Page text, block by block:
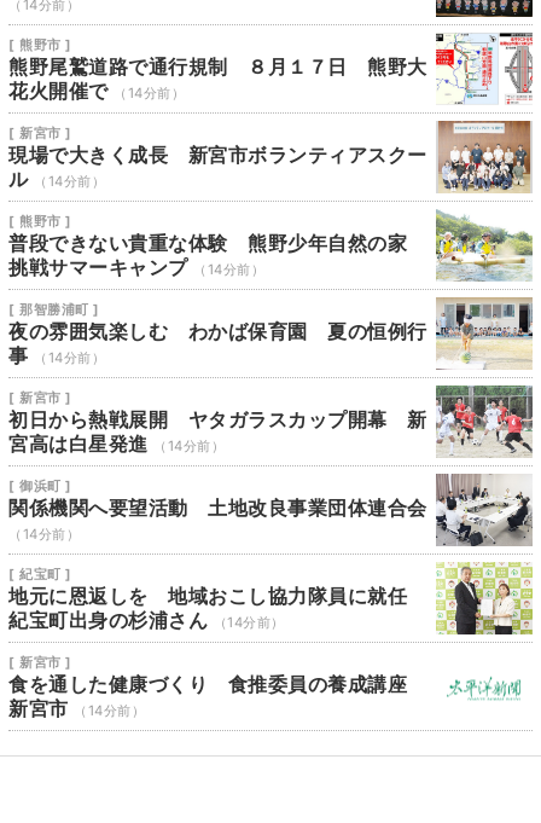
（14分前）
[ 熊野市 ]
熊野尾鷲道路で通行規制 ８月１７日 熊野大
花火開催で
（14分前）
[ 新宮市 ]
現場で大きく成長 新宮市ボランティアスクー
ル
（14分前）
[ 熊野市 ]
普段できない貴重な体験 熊野少年自然の家
挑戦サマーキャンプ
（14分前）
[ 那智勝浦町 ]
夜の雰囲気楽しむ わかば保育園 夏の恒例行
事
（14分前）
[ 新宮市 ]
初日から熱戦展開 ヤタガラスカップ開幕 新
宮高は白星発進
（14分前）
[ 御浜町 ]
関係機関へ要望活動 土地改良事業団体連合会
（14分前）
[ 紀宝町 ]
地元に恩返しを 地域おこし協力隊員に就任
紀宝町出身の杉浦さん
（14分前）
[ 新宮市 ]
食を通した健康づくり 食推委員の養成講座
新宮市
（14分前）